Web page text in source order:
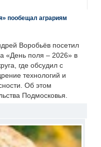
пообещал аграриям
Воробьёв посетил
«День поля – 2026» в
где обсудил с
технологий и
Об этом
Подмосковья.